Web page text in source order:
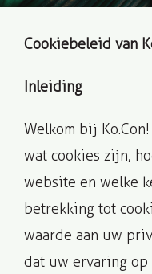
Cookiebeleid van
Inleiding
Welkom bij
wat cookies zijn,
website en welke
betrekking tot
waarde aan uw
dat uw ervaring